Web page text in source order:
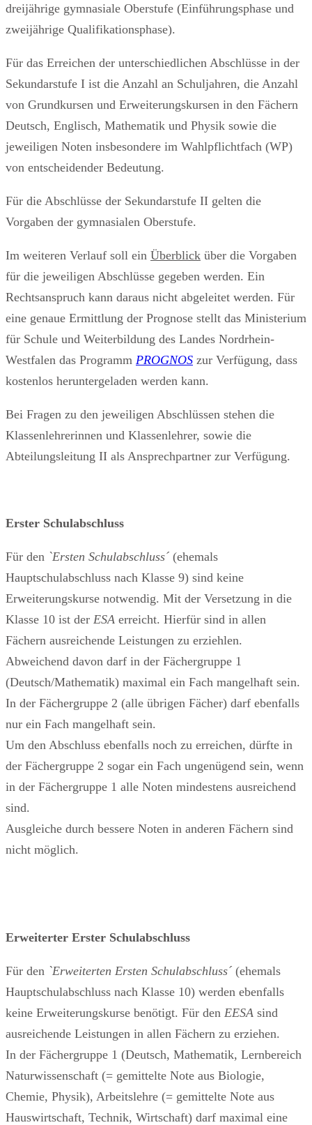
dreijährige gymnasiale Oberstufe (Einführungsphase und
zweijährige Qualifikationsphase).
Für das Erreichen der unterschiedlichen Abschlüsse in der
Sekundarstufe I ist die Anzahl an Schuljahren, die Anzahl
von Grundkursen und Erweiterungskursen in den Fächern
Deutsch, Englisch, Mathematik und Physik sowie die
jeweiligen Noten insbesondere im Wahlpflichtfach (WP)
von entscheidender Bedeutung.
Für die Abschlüsse der Sekundarstufe II gelten die
Vorgaben der gymnasialen Oberstufe.
Im weiteren Verlauf soll ein Überblick über die Vorgaben
für die jeweiligen Abschlüsse gegeben werden. Ein
Rechtsanspruch kann daraus nicht abgeleitet werden. Für
eine genaue Ermittlung der Prognose stellt das Ministerium
für Schule und Weiterbildung des Landes Nordrhein-
Westfalen das Programm PROGNOS zur Verfügung, dass
kostenlos heruntergeladen werden kann.
Bei Fragen zu den jeweiligen Abschlüssen stehen die
Klassenlehrerinnen und Klassenlehrer, sowie die
Abteilungsleitung II als Ansprechpartner zur Verfügung.
Erster Schulabschluss
Für den `Ersten Schulabschluss´ (ehemals
Hauptschulabschluss nach Klasse 9) sind keine
Erweiterungskurse notwendig. Mit der Versetzung in die
Klasse 10 ist der ESA erreicht. Hierfür sind in allen
Fächern ausreichende Leistungen zu erziehlen.
Abweichend davon darf in der Fächergruppe 1
(Deutsch/Mathematik) maximal ein Fach mangelhaft sein.
In der Fächergruppe 2 (alle übrigen Fächer) darf ebenfalls
nur ein Fach mangelhaft sein.
Um den Abschluss ebenfalls noch zu erreichen, dürfte in
der Fächergruppe 2 sogar ein Fach ungenügend sein, wenn
in der Fächergruppe 1 alle Noten mindestens ausreichend
sind.
Ausgleiche durch bessere Noten in anderen Fächern sind
nicht möglich.
Erweiterter Erster Schulabschluss
Für den `Erweiterten Ersten Schulabschluss´ (ehemals
Hauptschulabschluss nach Klasse 10) werden ebenfalls
keine Erweiterungskurse benötigt. Für den EESA sind
ausreichende Leistungen in allen Fächern zu erziehen.
In der Fächergruppe 1 (Deutsch, Mathematik, Lernbereich
Naturwissenschaft (= gemittelte Note aus Biologie,
Chemie, Physik), Arbeitslehre (= gemittelte Note aus
Hauswirtschaft, Technik, Wirtschaft) darf maximal eine